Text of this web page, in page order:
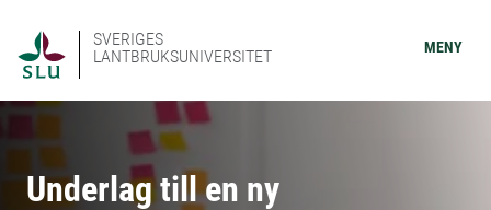
SVERIGES
LANTBRUKSUNIVERSITET
MENY
Underlag till en ny